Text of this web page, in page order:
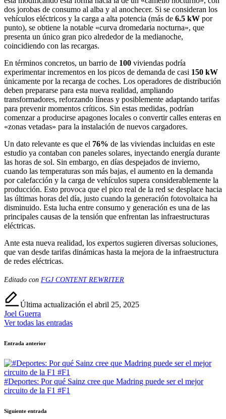
dos jorobas de consumo al alba y al anochecer. Si se consideran los
vehículos eléctricos y la carga a alta potencia (más de 6.5 kW por
punto), se obtiene la notable «curva dromedaria nocturna», que
presenta un único gran pico alrededor de la medianoche,
coincidiendo con las recargas.
En términos concretos, un barrio de 100 viviendas podría
experimentar incrementos en los picos de demanda de casi 150 kW
únicamente por la recarga de coches. Los operadores de distribución
deben prepararse para esta nueva realidad, ampliando
transformadores, reforzando líneas y posiblemente adaptando tarifas
para prevenir momentos críticos. Sin estas medidas, podrían
comenzar a producirse apagones locales o convertir calles enteras en
«zonas vetadas» para la instalación de nuevos cargadores.
Un dato relevante es que el 76% de las viviendas incluidas en este
estudio ya contaban con paneles solares, inyectando energía durante
las horas de sol. Sin embargo, en días despejados de invierno,
cuando las temperaturas son más bajas, el aumento en la demanda
por calefacción y la carga de vehículos supera considerablemente la
producción. Esto provoca que el pico real de la red se desplace hacia
las últimas horas del día, justo cuando la generación fotovoltaica ha
disminuido. Esta lucha entre consumo y generación es una de las
principales causas de la tensión que enfrentan las infraestructuras
eléctricas.
Ante esta nueva realidad, los expertos sugieren diversas soluciones,
que van desde tarifas dinámicas hasta la mejora de la infraestructura
de redes eléctricas.
Editado con FGJ CONTENT REWRITER
Última actualización el abril 25, 2025
Joel Guerra
Ver todas las entradas
Navegación
de
entradas
Entrada anterior
#Deportes: Por qué Sainz cree que Madring puede ser el mejor
circuito de la F1 #F1
Siguiente entrada